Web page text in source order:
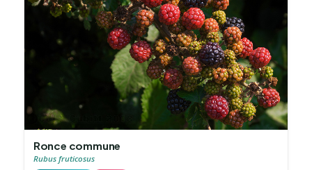
Ronce commune
Rubus fruticosus